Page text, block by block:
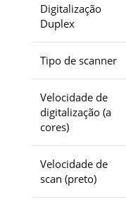
Digitalização
Duplex
Tipo de scanner
Velocidade de
digitalização (a
cores)
Velocidade de
scan (preto)